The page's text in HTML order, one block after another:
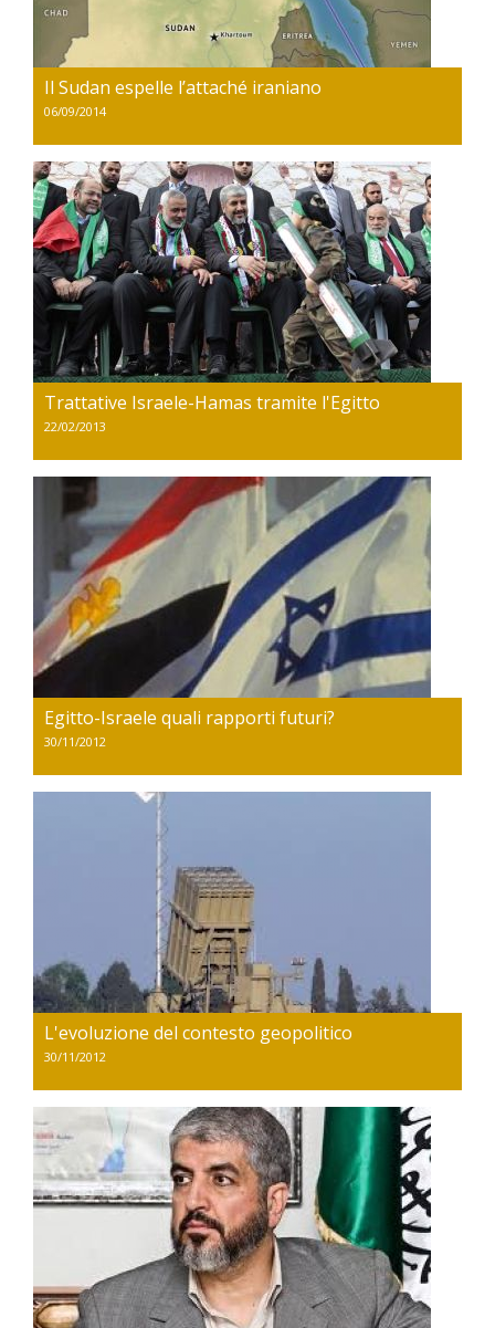
Il Sudan espelle l’attaché iraniano
06/09/2014
Trattative Israele-Hamas tramite l'Egitto
22/02/2013
Egitto-Israele quali rapporti futuri?
30/11/2012
L'evoluzione del contesto geopolitico
30/11/2012